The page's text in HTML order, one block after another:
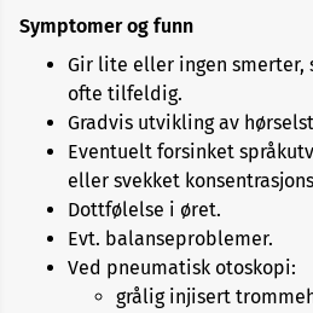
Symptomer og funn
Gir lite eller ingen smerter,
ofte tilfeldig.
Gradvis utvikling av
Eventuelt forsinket
eller svekket
Dottfølelse i øret.
Evt. balanseproblemer.
Ved pneumatisk otoskopi:
grålig injisert